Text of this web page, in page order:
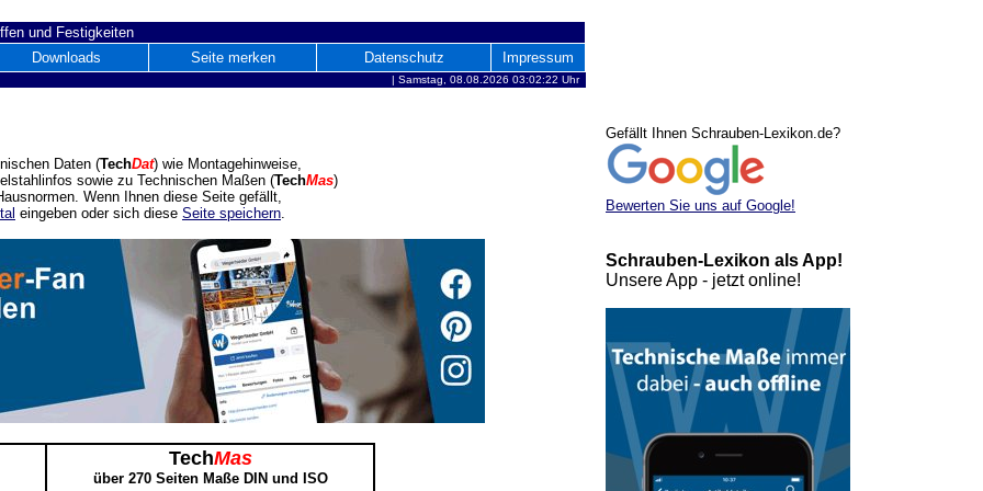
und Festigkeiten
Downloads
Seite merken Datenschutz Impressum
| Samstag, 08.08.2026 03:02:22 Uhr
Daten (TechDat) wie Montagehinweise,
sowie zu Technischen Maßen (TechMas)
Wenn Ihnen diese Seite gefällt,
eingeben oder sich diese Seite speichern.
TechMas
über 270 Seiten Maße DIN und ISO
Gefällt Ihnen Schrauben-Lexikon.de?
Bewerten Sie uns auf Google!
Schrauben-Lexikon als App!
Unsere App - jetzt online!